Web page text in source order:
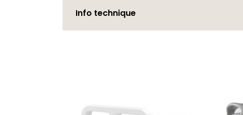
Info technique